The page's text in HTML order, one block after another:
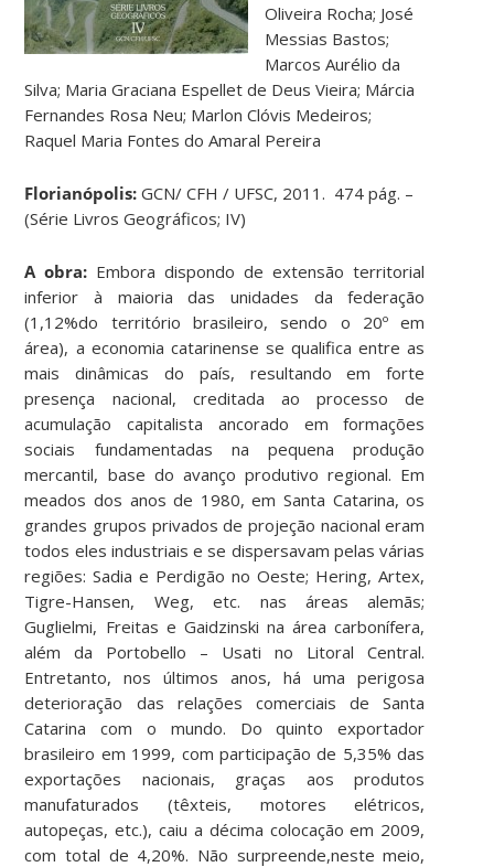
Oliveira Rocha; José
Messias Bastos;
Marcos Aurélio da
Silva; Maria Graciana Espellet de Deus Vieira; Márcia
Fernandes Rosa Neu; Marlon Clóvis Medeiros;
Raquel Maria Fontes do Amaral Pereira
Florianópolis: GCN/ CFH / UFSC, 2011. 474 pág. –
(Série Livros Geográficos; IV)
A obra: Embora dispondo de extensão territorial
inferior à maioria das unidades da federação
(1,12%do território brasileiro, sendo o 20º em
área), a economia catarinense se qualifica entre as
mais dinâmicas do país, resultando em forte
presença nacional, creditada ao processo de
acumulação capitalista ancorado em formações
sociais fundamentadas na pequena produção
mercantil, base do avanço produtivo regional. Em
meados dos anos de 1980, em Santa Catarina, os
grandes grupos privados de projeção nacional eram
todos eles industriais e se dispersavam pelas várias
regiões: Sadia e Perdigão no Oeste; Hering, Artex,
Tigre-Hansen, Weg, etc. nas áreas alemãs;
Guglielmi, Freitas e Gaidzinski na área carbonífera,
além da Portobello – Usati no Litoral Central.
Entretanto, nos últimos anos, há uma perigosa
deterioração das relações comerciais de Santa
Catarina com o mundo. Do quinto exportador
brasileiro em 1999, com participação de 5,35% das
exportações nacionais, graças aos produtos
manufaturados (têxteis, motores elétricos,
autopeças, etc.), caiu a décima colocação em 2009,
com total de 4,20%. Não surpreende,neste meio,